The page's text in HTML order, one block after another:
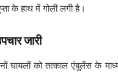
के हाथ में गोली लगी है।
जारी
घायलों को तत्काल एंबुलेंस के